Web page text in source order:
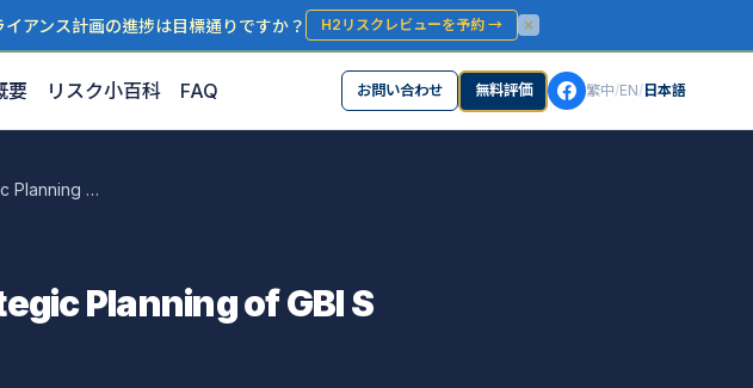
アンス計画の進捗は目標通りですか？ H2リスクレビューを予約→
要 リスク小百科 FAQ お問い合わせ 無料評価 繁中/EN/ 日本語
インサイト：IS Strategic Planning of GBI S
Planning of GBI S